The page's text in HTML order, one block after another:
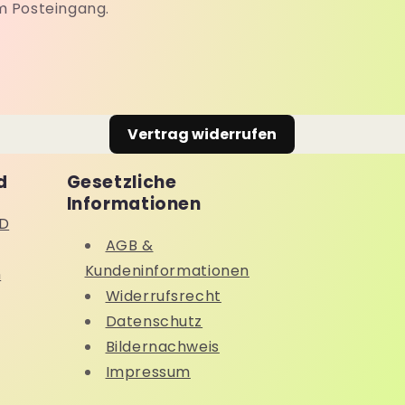
Posteingang.
Vertrag widerrufen
Gesetzliche
Informationen
AGB &
Kundeninformationen
Widerrufsrecht
Datenschutz
Bildernachweis
Impressum